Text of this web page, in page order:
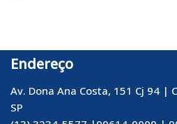
Endereço
Av. Dona Ana Costa, 151 Cj 94 |
SP